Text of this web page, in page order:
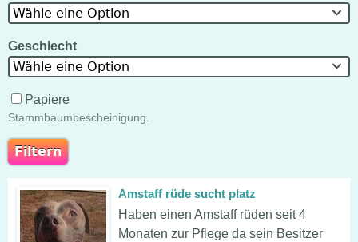
Wähle eine Option
Geschlecht
Wähle eine Option
Papiere
Stammbaumbescheinigung.
Amstaff rüde sucht platz
Haben einen Amstaff rüden seit 4
Monaten zur Pflege da sein Besitzer